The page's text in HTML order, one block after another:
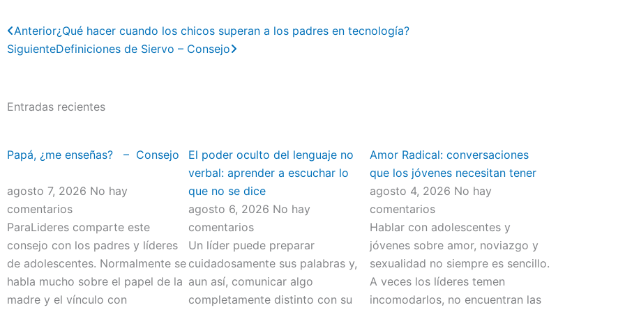
Previo
Anterior¿Qué hacer cuando los chicos superan a los padres en tecnología?
SiguienteDefiniciones de Siervo – Consejo
Next
Entradas recientes
Papá, ¿me enseñas? – Consejo
agosto 7, 2026 No hay
comentarios
ParaLideres comparte este
consejo con los padres y líderes
de adolescentes. Normalmente se
habla mucho sobre el papel de la
madre y el vínculo con
El poder oculto del lenguaje no
verbal: aprender a escuchar lo
que no se dice
agosto 6, 2026 No hay
comentarios
Un líder puede preparar
cuidadosamente sus palabras y,
aun así, comunicar algo
completamente distinto con su
Amor Radical: conversaciones
que los jóvenes necesitan tener
agosto 4, 2026 No hay
comentarios
Hablar con adolescentes y
jóvenes sobre amor, noviazgo y
sexualidad no siempre es sencillo.
A veces los líderes temen
incomodarlos, no encuentran las